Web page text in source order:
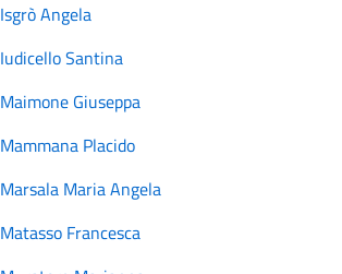
Isgrò Angela
Iudicello Santina
Maimone Giuseppa
Mammana Placido
Marsala Maria Angela
Matasso Francesca